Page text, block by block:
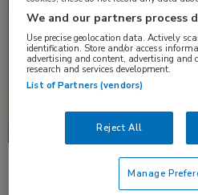
Retroperitoneale
chemotherapie leidt tot
We and our partners process
Use precise geolocation data. Actively
identification. Store and/or access
advertising and content, advertising and
research and services development.
List of Partners (vendors)
Reject All
Manage